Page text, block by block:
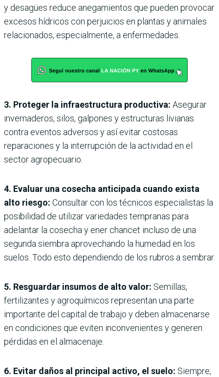
y desagües reduce anegamientos que pueden provocar
excesos hídricos con perjuicios en plantas y animales
relacionados, especialmente, a enfermedades.
3. Proteger la infraestructura productiva: Asegurar
invernaderos, silos, galpones y estructuras livianas
contra eventos adversos y así evitar costosas
reparaciones y la interrupción de la actividad en el
sector agropecuario.
4. Evaluar una cosecha anticipada cuando exista
alto riesgo: Consultar con los técnicos especialistas la
posibilidad de utilizar variedades tempranas para
adelantar la cosecha y ener chancet incluso de una
segunda siembra aprovechando la humedad en los
suelos. Todo esto dependiendo de los rubros a sembrar.
5. Resguardar insumos de alto valor: Semillas,
fertilizantes y agroquímicos representan una parte
importante del capital de trabajo y deben almacenarse
en condiciones que eviten inconvenientes y generen
pérdidas en el almacenaje.
6. Evitar daños al principal activo, el suelo: Siempre,